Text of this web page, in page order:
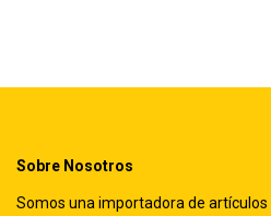
Sobre Nosotros
Somos una importadora de